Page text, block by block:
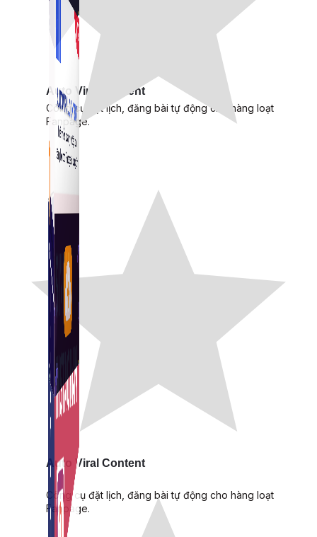
Auto Viral Content
Công cụ đặt lịch, đăng bài tự động cho hàng loạt
Fanpage.
Auto Viral Content
Công cụ đặt lịch, đăng bài tự động cho hàng loạt
Fanpage.